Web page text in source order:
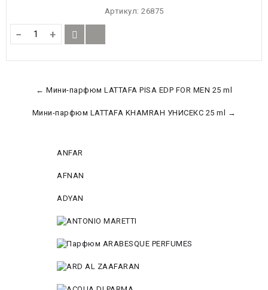
Артикул: 26875
− +
← Мини-парфюм LATTAFA PISA EDP FOR MEN 25 ml
Мини-парфюм LATTAFA KHAMRAH УНИСЕКС 25 ml →
ANFAR
AFNAN
ADYAN